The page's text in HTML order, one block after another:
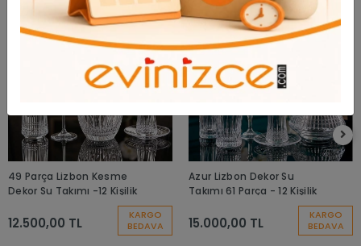
KARGO
BEDAVA
49 Parça Lizbon Kesme
Dekor Su Takımı -12 Kişilik
12.500,00 TL
KARGO
BEDAVA
Azur Lizbon Dekor Su
Takımı 61 Parça - 12 Kişilik
15.000,00 TL